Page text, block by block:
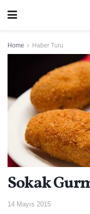
Home Haber Turu
Sokak
14 Mayıs 2015